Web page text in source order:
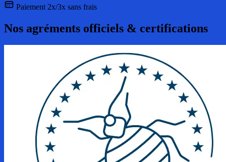
Paiement 2x/3x sans frais
Nos agréments officiels & certifications